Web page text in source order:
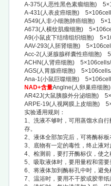
A-375(人恶性黑色素瘤细胞)
A-431(人表皮癌细胞)
A549(人非小细胞肺癌细胞)
A673(人横纹肌瘤细胞)
A9(小鼠皮下结缔组织细胞)
AAV-293(人胚肾细胞)
Acc-2(人涎腺腺样囊性癌细胞)
ACHN(人肾癌细胞)
AGS(人胃腺癌细胞)
Ana-1(小鼠巨噬细胞)
NAD+含量Anglne(人卵巢癌细
AR42J(大鼠胰腺外分泌细胞)
ARPE-19(人视网膜上皮细胞)
实验通用规则：
1、洗液不够时，可用蒸馏水自
存。
2、液体全部加完后，可将酶标
3、底物有一定的毒性，终止液
4、检测前，要打开酶标仪，使
5、吸取液体时，要用量程和需
6、将液体加到酶标孔中时，避
7、温浴时，要用不干胶或胶带